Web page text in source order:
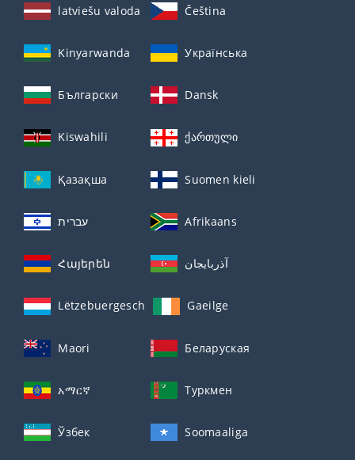
latviešu valoda Čeština
Kinyarwanda Українська
Български Dansk
Kiswahili ქართული
Қазақша Suomen kieli
עברית Afrikaans
Հայերեն آذربايجان
Lëtzebuergesch Gaeilge
Maori Беларуская
አማርኛ Туркмен
Ўзбек Soomaaliga